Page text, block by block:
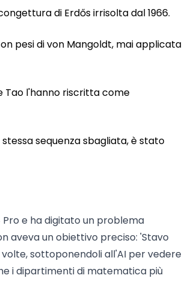
di Erdős irrisolta dal 1966.
pesi di von Mangoldt, mai applicata
Tao l'hanno riscritta come
sequenza sbagliata, è stato
Pro e ha digitato un problema
aveva un obiettivo preciso: 'Stavo
sottoponendoli all'AI per vedere
i dipartimenti di matematica più